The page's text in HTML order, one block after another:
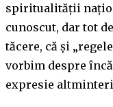
spiritualității
cunoscut, dar tot
tăcere, că și
vorbim despre
expresie